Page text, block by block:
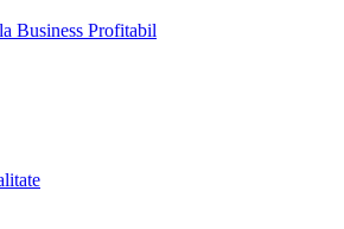
Business Profitabil